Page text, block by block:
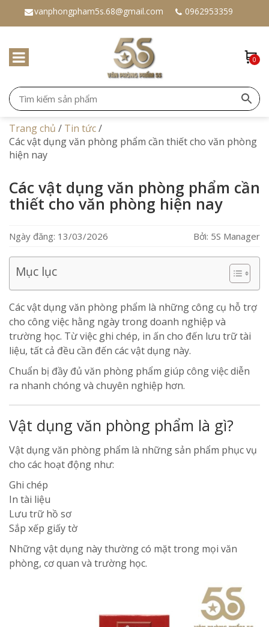
vanphongpham5s.68@gmail.com 0962953359
0
Trang chủ / Tin tức/
Các vật dụng văn phòng phẩm cần thiết cho văn phòng
hiện nay
Các vật dụng văn phòng phẩm cần
thiết cho văn phòng hiện nay
Ngày đăng: 13/03/2026 Bởi: 5S Manager
Mục lục
Các vật dụng văn phòng phẩm là những công cụ hỗ trợ
cho công việc hằng ngày trong doanh nghiệp và
trường học. Từ việc ghi chép, in ấn cho đến lưu trữ tài
liệu, tất cả đều cần đến các vật dụng này.
Chuẩn bị đầy đủ văn phòng phẩm giúp công việc diễn
ra nhanh chóng và chuyên nghiệp hơn.
Vật dụng văn phòng phẩm là gì?
Vật dụng văn phòng phẩm là những sản phẩm phục vụ
cho các hoạt động như:
Ghi chép
In tài liệu
Lưu trữ hồ sơ
Sắp xếp giấy tờ
Những vật dụng này thường có mặt trong mọi văn
phòng, cơ quan và trường học.